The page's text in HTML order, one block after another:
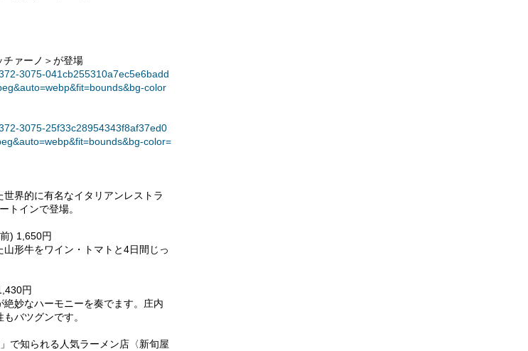
ァーノ＞が登場
3075-041cb255310a7ec5e6badd
color
3075-25f33c28954343f8af37ed0
color=
界的に有名なイタリアンレストラ
トインで登場。
) 1,650円
形牛をワイン・トマトと4日間じっ
円
妙なハーモニーを奏でます。庄内
バツグンです。
で知られる人気ラーメン店〈新旬屋